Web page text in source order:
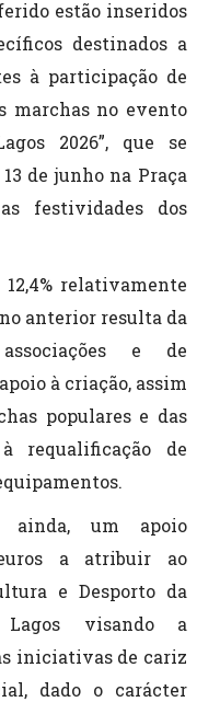
estão inseridos
destinados a
à participação de
marchas no evento
2026”, que se
de junho na Praça
festividades dos
relativamente
anterior resulta da
e de
à criação, assim
populares e das
requalificação de
ainda, um apoio
a atribuir ao
e Desporto da
visando a
iniciativas de cariz
dado o carácter